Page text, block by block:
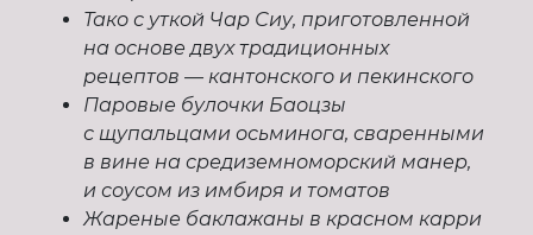
Тако с уткой Чар Сиу, приготовленной
на основе двух традиционных
рецептов — кантонского и пекинского
Паровые булочки Баоцзы
с щупальцами осьминога, сваренными
в вине на средиземноморский манер,
и соусом из имбиря и томатов
Жареные баклажаны в красном карри